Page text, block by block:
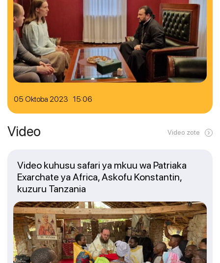
05 Oktoba 2023 15:06
Video Video zote
Video kuhusu safari ya mkuu wa Patriaka
Exarchate ya Africa, Askofu Konstantin,
kuzuru Tanzania